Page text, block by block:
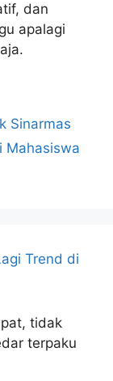
dan
apalagi
Sinarmas
Mahasiswa
Trend di
tidak
terpaku